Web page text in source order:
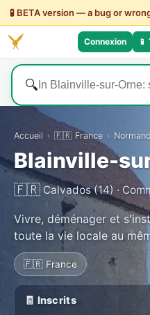
🧪 BETA version — a bug or
Connexion
🔍
Accueil › 🇫🇷 France ›
Blainville-
🇫🇷 Calvados (14) ·
Vivre, déménager et
toute la vie locale au
🇫🇷 France
🧾 Inscrits